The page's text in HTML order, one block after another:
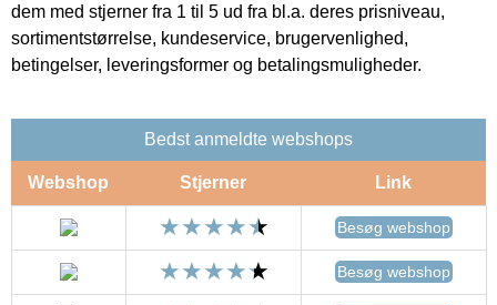
dem med stjerner fra 1 til 5 ud fra bl.a. deres prisniveau,
sortimentstørrelse, kundeservice, brugervenlighed,
betingelser, leveringsformer og betalingsmuligheder.
Bedst anmeldte webshops
Webshop Stjerner Link
Besøg webshop
Besøg webshop